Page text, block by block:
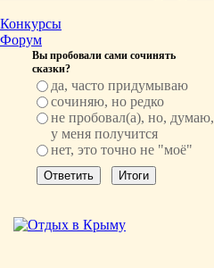
Конкурсы
Форум
Вы пробовали сами сочинять
сказки?
да, часто придумываю
сочиняю, но редко
не пробовал(а), но, думаю,
у меня получится
нет, это точно не "моё"